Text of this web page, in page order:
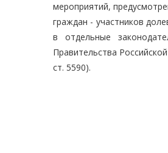
мероприятий,
граждан - участников
в отдельные
Правительства
ст. 5590).